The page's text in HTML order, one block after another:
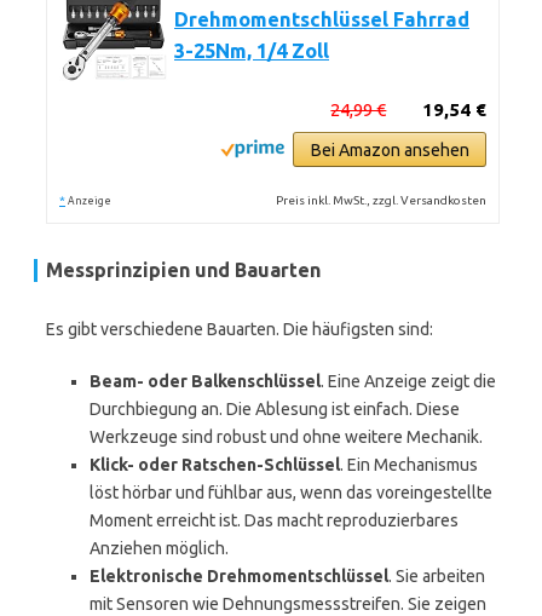
Drehmomentschlüssel Fahrrad
3-25Nm, 1/4 Zoll
19,54 €
24,99 €
Bei Amazon ansehen
* Anzeige Preis inkl. MwSt., zzgl. Versandkosten
Messprinzipien und Bauarten
Es gibt verschiedene Bauarten. Die häufigsten sind:
Beam- oder Balkenschlüssel. Eine Anzeige zeigt die
Durchbiegung an. Die Ablesung ist einfach. Diese
Werkzeuge sind robust und ohne weitere Mechanik.
Klick- oder Ratschen-Schlüssel. Ein Mechanismus
löst hörbar und fühlbar aus, wenn das voreingestellte
Moment erreicht ist. Das macht reproduzierbares
Anziehen möglich.
Elektronische Drehmomentschlüssel. Sie arbeiten
mit Sensoren wie Dehnungsmessstreifen. Sie zeigen